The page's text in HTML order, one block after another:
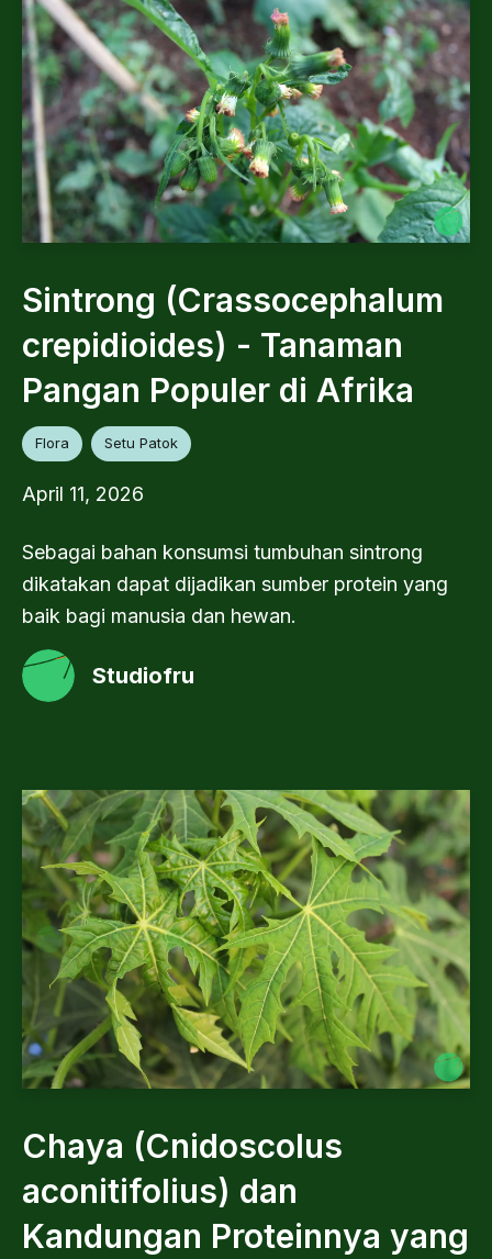
Sintrong (Crassocephalum
crepidioides) - Tanaman
Pangan Populer di Afrika
Flora Setu Patok
April 11, 2026
Sebagai bahan konsumsi tumbuhan sintrong
dikatakan dapat dijadikan sumber protein yang
baik bagi manusia dan hewan.
Studiofru
Chaya (Cnidoscolus
aconitifolius) dan
Kandungan Proteinnya yang